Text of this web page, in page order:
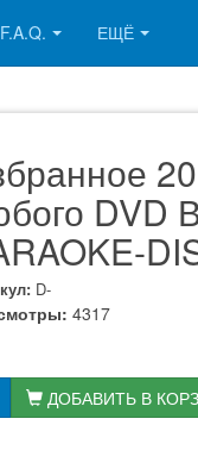
F.A.Q. ЕЩЁ
DVD
D-
4317
ДОБАВИТЬ В